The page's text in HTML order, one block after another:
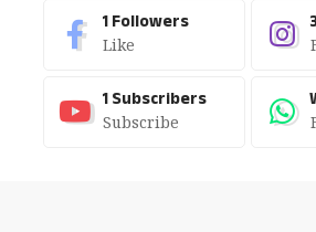
1Followers
Like
1Subscribers
Subscribe